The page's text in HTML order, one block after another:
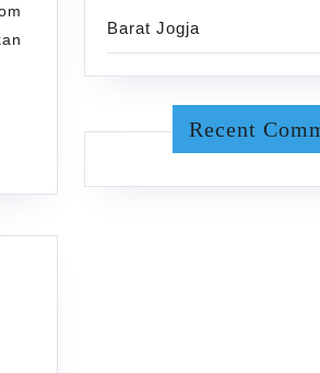
Barat Jogja
Recent